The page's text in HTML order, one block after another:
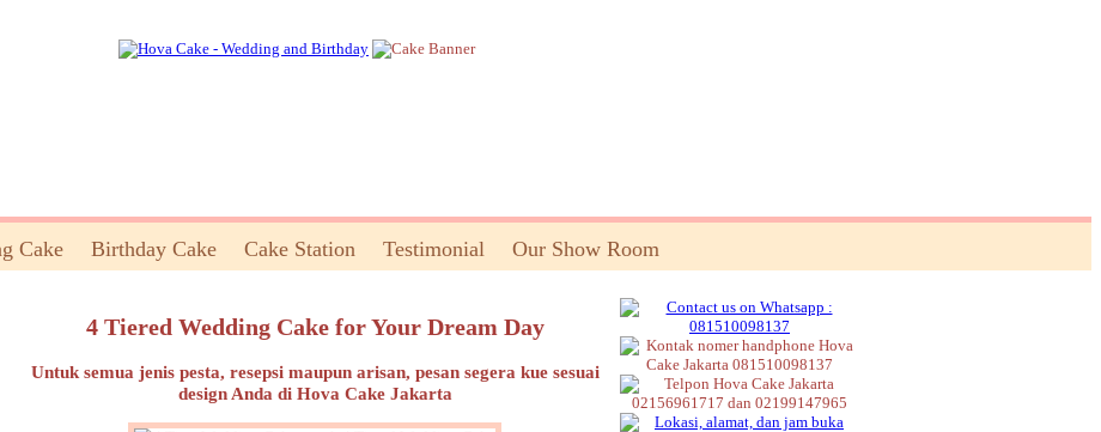
Cake Birthday Cake Cake Station Testimonial Our Show Room
4 Tiered Wedding Cake for Your Dream Day
Untuk semua jenis pesta, resepsi maupun arisan, pesan segera kue sesuai
design Anda di Hova Cake Jakarta